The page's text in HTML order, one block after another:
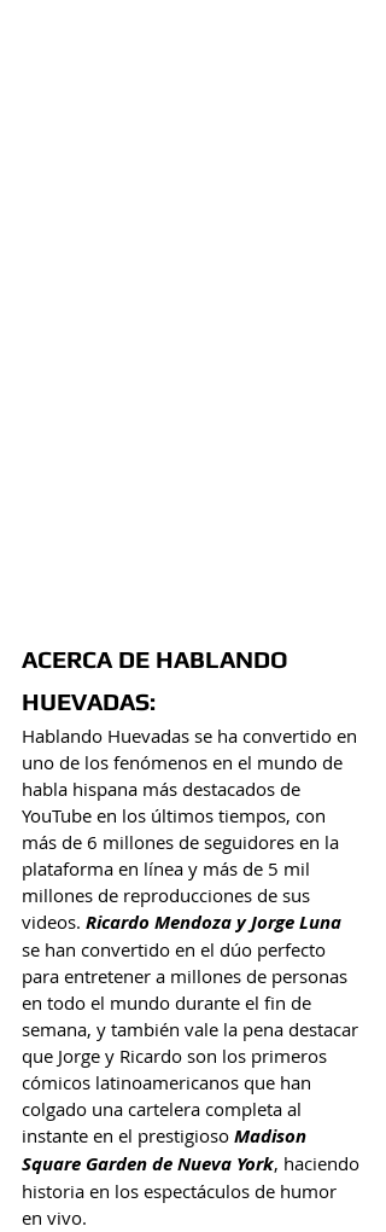
ACERCA DE HABLANDO
HUEVADAS:
Hablando Huevadas se ha convertido en
uno de los fenómenos en el mundo de
habla hispana más destacados de
YouTube en los últimos tiempos, con
más de 6 millones de seguidores en la
plataforma en línea y más de 5 mil
millones de reproducciones de sus
videos. Ricardo Mendoza y Jorge Luna
se han convertido en el dúo perfecto
para entretener a millones de personas
en todo el mundo durante el fin de
semana, y también vale la pena destacar
que Jorge y Ricardo son los primeros
cómicos latinoamericanos que han
colgado una cartelera completa al
instante en el prestigioso Madison
Square Garden de Nueva York, haciendo
historia en los espectáculos de humor
en vivo.